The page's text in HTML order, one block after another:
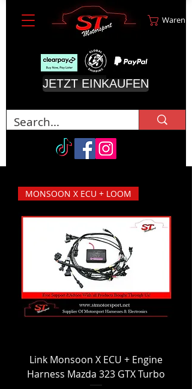
JETZT EINKAUFEN
MONSOON X ECU + LOOM
Link Monsoon X ECU + Engine
Harness Mazda 323 GTX Turbo